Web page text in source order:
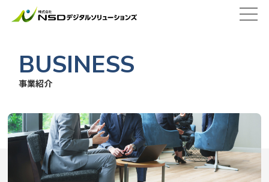
BUSINESS
事業紹介